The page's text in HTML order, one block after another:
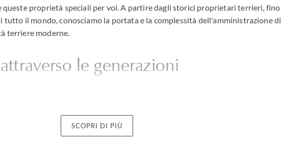
queste proprietà speciali per voi. A partire dagli storici proprietari terrieri, fino
tutto il mondo, conosciamo la portata e la complessità dell'amministrazione di
terriere moderne.
le generazioni
talvolta avere un effetto devastante sul lascito ereditario e sulla famiglia.
della proprietà, le sfide che si presentano sono sovente le medesime.
SCOPRI DI PIÙ